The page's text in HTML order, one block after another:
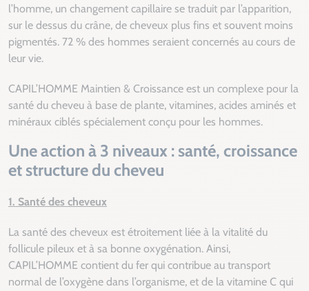
l’homme, un changement capillaire se traduit par l’apparition,
sur le dessus du crâne, de cheveux plus fins et souvent moins
pigmentés. 72 % des hommes seraient concernés au cours de
leur vie.
CAPIL’HOMME Maintien & Croissance est un complexe pour la
santé du cheveu à base de plante, vitamines, acides aminés et
minéraux ciblés spécialement conçu pour les hommes.
Une action à 3 niveaux : santé, croissance
et structure du cheveu
1. Santé des cheveux
La santé des cheveux est étroitement liée à la vitalité du
follicule pileux et à sa bonne oxygénation. Ainsi,
CAPIL’HOMME contient du fer qui contribue au transport
normal de l’oxygène dans l’organisme, et de la vitamine C qui